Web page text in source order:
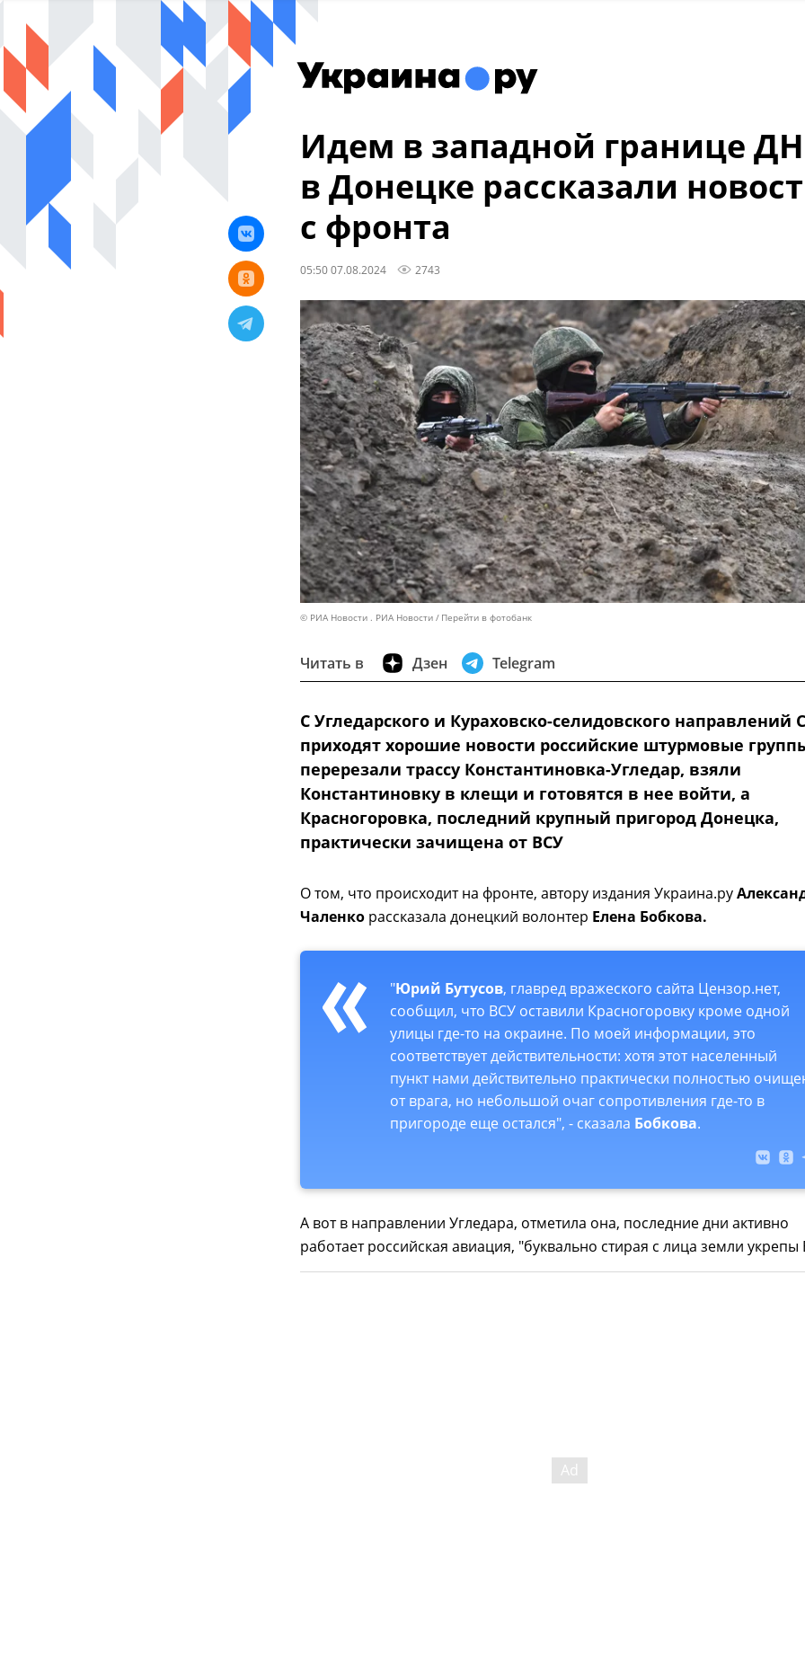
Идем в западной границе
в Донецке рассказали
с фронта
05:50 07.08.2024 2743
© РИА Новости . РИА Новости Перейти в фотобанк
Читать в Дзен Telegram
С Угледарского и Кураховско-селидовского направлений
приходят хорошие новости российские штурмовые
перерезали трассу Константиновка-Угледар, взяли
Константиновку в клещи и готовятся в нее войти, а
Красногоровка, последний крупный пригород Донецка,
практически зачищена от ВСУ
О том, что происходит на фронте, автору издания Украина.ру
Чаленко рассказала донецкий волонтер Елена Бобкова.
"Юрий Бутусов, главред вражеского сайта Цензор.нет,
сообщил, что ВСУ оставили Красногоровку кроме одной
улицы где-то на окраине. По моей информации, это
соответствует действительности: хотя этот населенный
пункт нами действительно практически полностью
от врага, но небольшой очаг сопротивления где-то в
пригороде еще остался", - сказала Бобкова.
А вот в направлении Угледара, отметила она, последние дни активно
работает российская авиация, "буквально стирая с лица земли укрепы